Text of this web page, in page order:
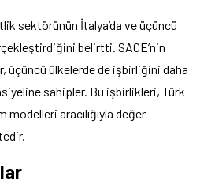
sektörünün İtalya’da ve üçüncü
belirtti. SACE’nin
üçüncü ülkelerde de işbirliğini daha
sahipler. Bu işbirlikleri, Türk
aracılığıyla değer